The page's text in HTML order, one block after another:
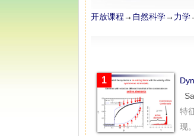
开放课程→ 自然科学→ 力学
1
特
现